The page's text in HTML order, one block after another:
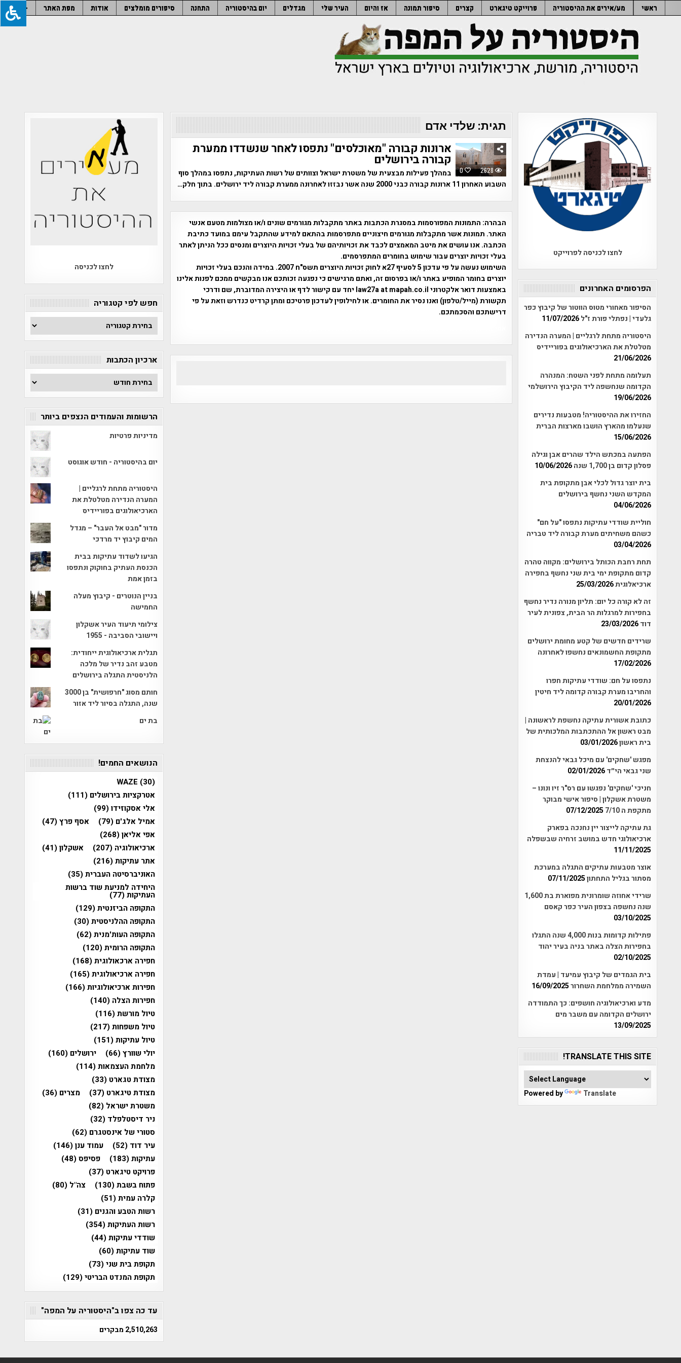
to
ראשי מע/אירים את ההיסטוריה פרוייקט טיגארט קצרים סיפור תמונה אז והיום העיר שלי מגדלים יום בהיסטוריה התחנה סיפורים מומלצים אודות מפת האתר –
תגית: שלדי אדם
0 2628
ארונות קבורה "מאוכלסים" נתפסו לאחר שנשדדו ממערת
קבורה בירושלים
במהלך פעילות מבצעית של משטרת ישראל וצוותים של רשות העתיקות, נתפסו במהלך סוף
השבוע האחרון 11 ארונות קבורה כבני 2000 שנה אשר נבזזו לאחרונה ממערת קבורה ליד ירושלים. בתוך חלק…
הבהרה: התמונות המפורסמות במסגרת הכתבות באתר מתקבלות מגורמים שונים ו/או מצולמות מטעם אנשי
האתר. תמונות אשר מתקבלות מגורמים חיצוניים מתפרסמות בהתאם למידע שהתקבל עימם במועד כתיבת
הכתבה. אנו עושים את מיטב המאמצים לכבד את זכויותיהם של בעלי זכויות היוצרים ומנסים ככל הניתן לאתר
בעלי זכויות יוצרים עבור שימוש בחומרים המתפרסמים.
השימוש נעשה על פי עדכון 5 לסעיף 27א לחוק זכויות היוצרים תשס"ח 2007. במידה והנכם בעלי זכויות
יוצרים בחומר המופיע באתר ו/או בפרסום זה, ואתם מרגישים כי נפגעה זכותכם אנו מבקשים ממכם לפנות אלינו
באמצעות דואר אלקטרוני law27a at mapah.co.il יחד עם קישור לדף או היצירה המדוברת, שם ודרכי
תקשורת (מייל/טלפון) ואנו נסיר את החומרים. או לחילופין לעדכון פרטיכם ומתן קרדיט כנדרש וזאת על פי
דרישתכם והסכמתכם.
לחצו לכניסה לפרוייקט
הפרסומים האחרונים
הסיפור מאחורי מטוס הווטור של קיבוץ כפר
גלעדי | נפתלי פורת ז"ל11/07/2026
היסטוריה מתחת לרגליים | המערה הנדירה
מטלטלת את הארכיאולוגים בפוריידיס
21/06/2026
תעלומה מתחת לפני השטח: המנהרה
הקדומה שנחשפה ליד הקיבוץ הירושלמי
19/06/2026
החזירו את ההיסטוריה! מטבעות נדירים
שנעלמו מהארץ הושבו מארצות הברית
15/06/2026
הפתעה במכתש הילד שהרים אבן וגילה
פסלון קדום בן 1,700 שנה
10/06/2026
בית יוצר גדול לכלי אבן מתקופת בית
המקדש השני נחשף בירושלים
04/06/2026
חוליית שודדי עתיקות נתפסו "על חם"
כשהם משחיתים מערת קבורה ליד טבריה
03/04/2026
תחת רחבת הכותל בירושלים: מקווה טהרה
קדום מתקופת ימי בית שני נחשף בחפירה
ארכיאלוגית25/03/2026
זה לא קורה כל יום: תליון מנורה נדיר נחשף
בחפירות למרגלות הר הבית, צפונית לעיר
דוד23/03/2026
שרידים חדשים של קטע מחומת ירושלים
מתקופת החשמונאים נחשפו לאחרונה
17/02/2026
נתפסו על חם: שודדי עתיקות חפרו
והחריבו מערת קבורה קדומה ליד חיטין
20/01/2026
כתובת אשורית עתיקה נחשפת לראשונה |
מבט ראשון אל ההתכתבות המלכותית של
בית ראשון03/01/2026
מפגש 'שחקים' עם מיכל גבאי להנצחת
שני גבאי הי״ד02/01/2026
חניכי 'שחקים' נפגשו עם רס"ר זיו ונונו –
משטרת אשקלון | סיפור אישי מבוקר
מתקפת ה 7/10
07/12/2025
גת עתיקה לייצור יין נחנכה בפארק
ארכיאולוגי חדש במושב זרחיה שבשפלה
11/11/2025
אוצר מטבעות עתיקים התגלה במערכת
מסתור בגליל התחתון07/11/2025
שרידי אחוזה שומרונית מפוארת בת 1,600
שנה נחשפה בצפון העיר כפר קאסם
03/10/2025
פתילות קדומות בנות 4,000 שנה התגלו
בחפירות הצלה באתר בניה בעיר יהוד
02/10/2025
בית הגמדים של קיבוץ עמיעד | עמדת
השמירה ממלחמת השחרור16/09/2025
מדע וארכיאולוגיה חושפים: כך התמודדה
ירושלים הקדומה עם משבר מים
13/09/2025
TRANSLATE THIS SITE!
Powered by Translate
לחצו לכניסה
חפש לפי קטגוריה
חפש
לפי
קטגוריה
ארכיון הכתבות
ארכיון
הכתבות
הרשומות והעמודים הנצפים ביותר
מדיניות פרטיות
יום בהיסטוריה - חודש אוגוסט
היסטוריה מתחת לרגליים |
המערה הנדירה מטלטלת את
הארכיאולוגים בפוריידיס
מדור "מבט אל העבר" – מגדל
המים קיבוץ יד מרדכי
הגיעו לשדוד עתיקות בבית
הכנסת העתיק בחוקוק ונתפסו
בזמן אמת
בניין הנוטרים - קיבוץ מעלה
החמישה
צילומי תיעוד העיר אשקלון
ויישובי הסביבה - 1955
תגלית ארכיאולוגית ייחודית:
מטבע זהב נדיר של מלכה
הלניסטית התגלה בירושלים
חותם מסוג "חרפושית" בן 3000
שנה, התגלה בסיור ליד אזור
בת ים
הנושאים החמים!
WAZE (30)
אטרקציות בירושלים (111)
אלי אסקוזידו(99)
אמיל אלג'ם (79) אסף פרץ(47)
אפי אליאן(268)
ארכיאולוגיה (207) אשקלון(41)
אתר עתיקות(216)
האוניברסיטה העברית(35)
היחידה למניעת שוד ברשות
העתיקות(77)
התקופה הביזנטית(129)
התקופה ההלניסטית(30)
התקופה העות'מנית(62)
התקופה הרומית(120)
חפירה ארכאולוגית(168)
חפירה ארכיאולוגית(165)
חפירות ארכיאולוגיות(166)
חפירות הצלה (140)
טיול מורשת(116)
טיול משפחות(217)
טיול עתיקות(151)
יולי שוורץ(66) ירושלים (160)
מלחמת העצמאות(114)
מצודת טגארט (33)
מצודת טיגארט (37) מצרים (36)
משטרת ישראל (82)
ניר דיסטלפלד (32)
סטורי של אינסטגרם (62)
עיר דוד (52) עמוד ענן(146)
עתיקות(183) פסיפס(48)
פרויקט טיגארט (37)
פתוח בשבת(130) צה"ל (80)
קלרה עמית(51)
רשות הטבע והגנים (31)
רשות העתיקות(354)
שודדי עתיקות(44)
שוד עתיקות(60)
תקופת בית שני(73)
תקופת המנדט הבריטי(129)
עד כה צפו ב"היסטוריה על המפה"
2,510,263 מבקרים